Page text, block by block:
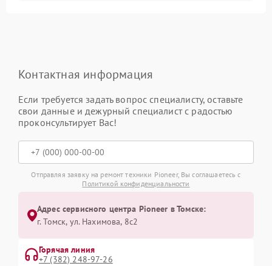
Контактная информация
Если требуется задать вопрос специалисту, оставьте
свои данные и дежурный специалист с радостью
проконсультирует Вас!
Отправляя заявку на ремонт техники Pioneer, Вы соглашаетесь с
Политикой конфиденциальности
Адрес сервисного центра Pioneer в Томске:
г. Томск, ул. Нахимова, 8с2
Горячая линия
+7 (382) 248-97-26